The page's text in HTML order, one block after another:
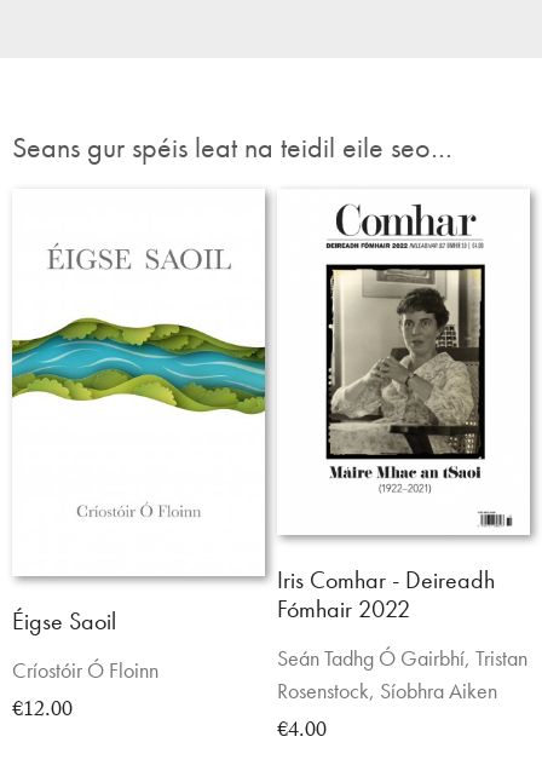
Seans gur spéis leat na teidil eile seo…
Éigse Saoil
Críostóir Ó Floinn
€12.00
Iris Comhar - Deireadh
Fómhair 2022
Seán Tadhg Ó Gairbhí, Tristan
Rosenstock, Síobhra Aiken
€4.00